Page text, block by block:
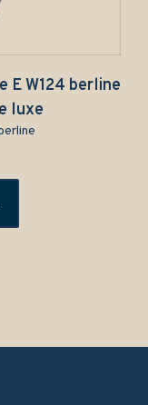
E W124 berline
luxe